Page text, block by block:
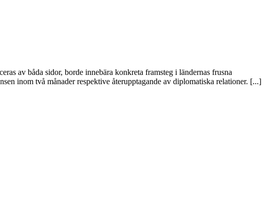
av båda sidor, borde innebära konkreta framsteg i ländernas frusna
inom två månader respektive återupptagande av diplomatiska relationer. [...]